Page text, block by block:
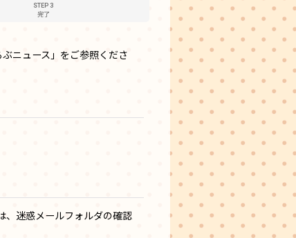
STEP 3
完了
ニュース」をご参照くださ
、迷惑メールフォルダの確認